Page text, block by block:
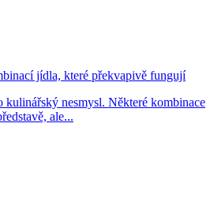
jídla, které překvapivě fungují
nesmysl. Některé kombinace
ale...